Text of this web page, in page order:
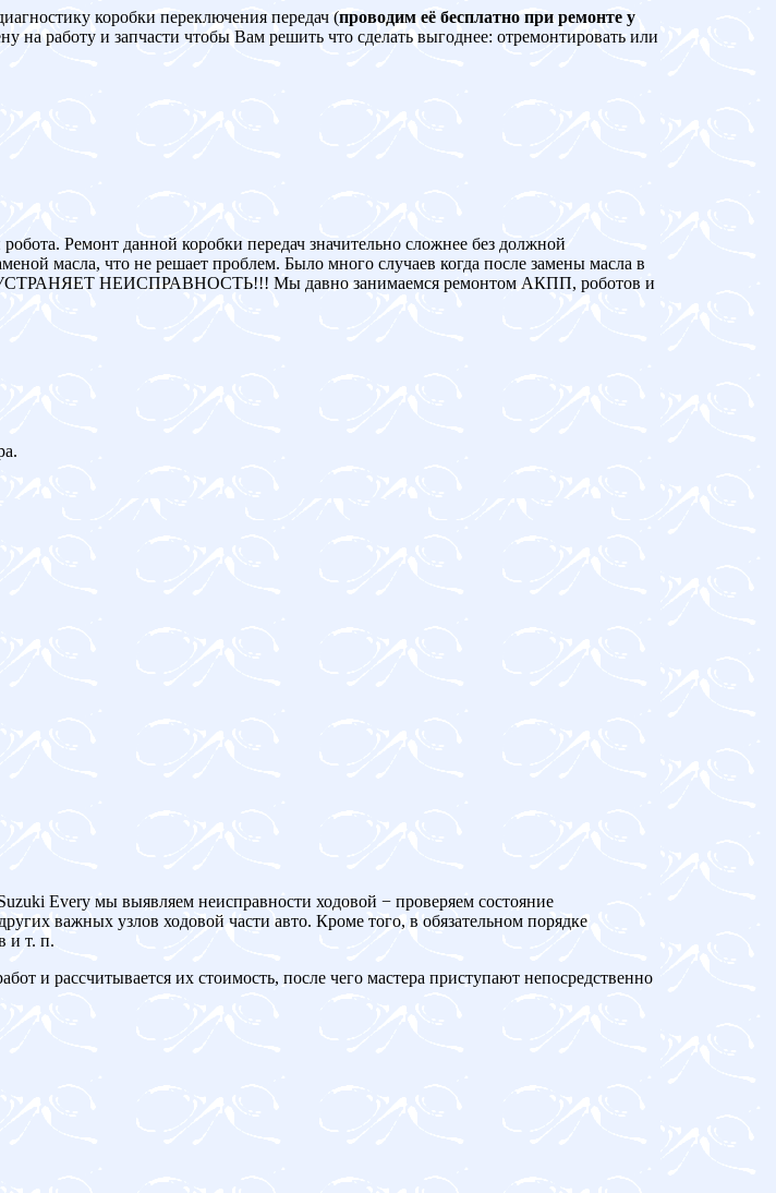
коробки переключения передач (проводим её бесплатно при ремонте у
работу и запчасти чтобы Вам решить что сделать выгоднее: отремонтировать или
Ремонт данной коробки передач значительно сложнее без должной
масла, что не решает проблем. Было много случаев когда после замены масла в
НЕИСПРАВНОСТЬ!!! Мы давно занимаемся ремонтом АКПП, роботов и
Every мы выявляем неисправности ходовой − проверяем состояние
важных узлов ходовой части авто. Кроме того, в обязательном порядке
и т. п.
и рассчитывается их стоимость, после чего мастера приступают непосредственно